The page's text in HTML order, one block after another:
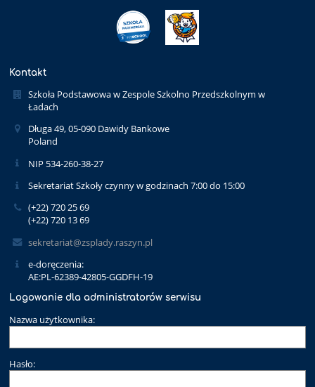
Kontakt
Szkoła Podstawowa w Zespole Szkolno Przedszkolnym w
Ładach
Długa 49, 05-090 Dawidy Bankowe
Poland
NIP 534-260-38-27
Sekretariat Szkoły czynny w godzinach 7:00 do 15:00
(+22) 720 25 69
(+22) 720 13 69
sekretariat@zsplady.raszyn.pl
e-doręczenia:
AE:PL-62389-42805-GGDFH-19
Logowanie dla administratorów serwisu
Nazwa użytkownika:
Hasło: